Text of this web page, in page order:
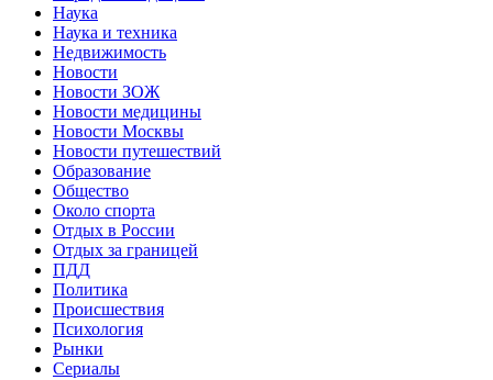
Наука
Наука и техника
Недвижимость
Новости
Новости ЗОЖ
Новости медицины
Новости Москвы
Новости путешествий
Образование
Общество
Около спорта
Отдых в России
Отдых за границей
ПДД
Политика
Происшествия
Психология
Рынки
Сериалы